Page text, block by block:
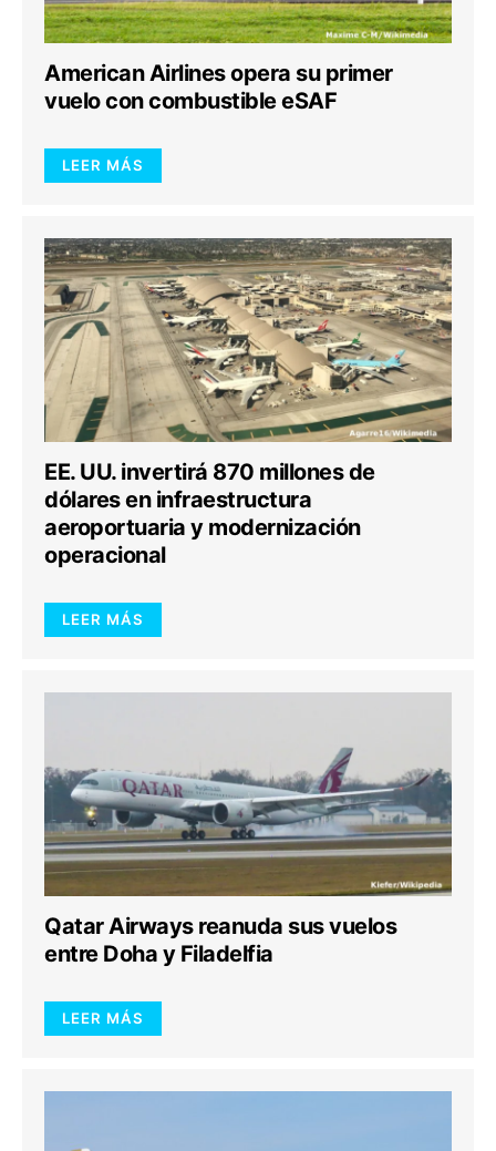
American Airlines opera su primer
vuelo con combustible eSAF
LEER MÁS
EE. UU. invertirá 870 millones de
dólares en infraestructura
aeroportuaria y modernización
operacional
LEER MÁS
Qatar Airways reanuda sus vuelos
entre Doha y Filadelfia
LEER MÁS